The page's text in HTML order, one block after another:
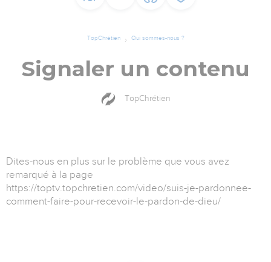
TopChrétien Qui sommes-nous ?
Signaler un contenu
TopChrétien
Dites-nous en plus sur le problème que vous avez
remarqué à la page
https://toptv.topchretien.com/video/suis-je-pardonnee-
comment-faire-pour-recevoir-le-pardon-de-dieu/